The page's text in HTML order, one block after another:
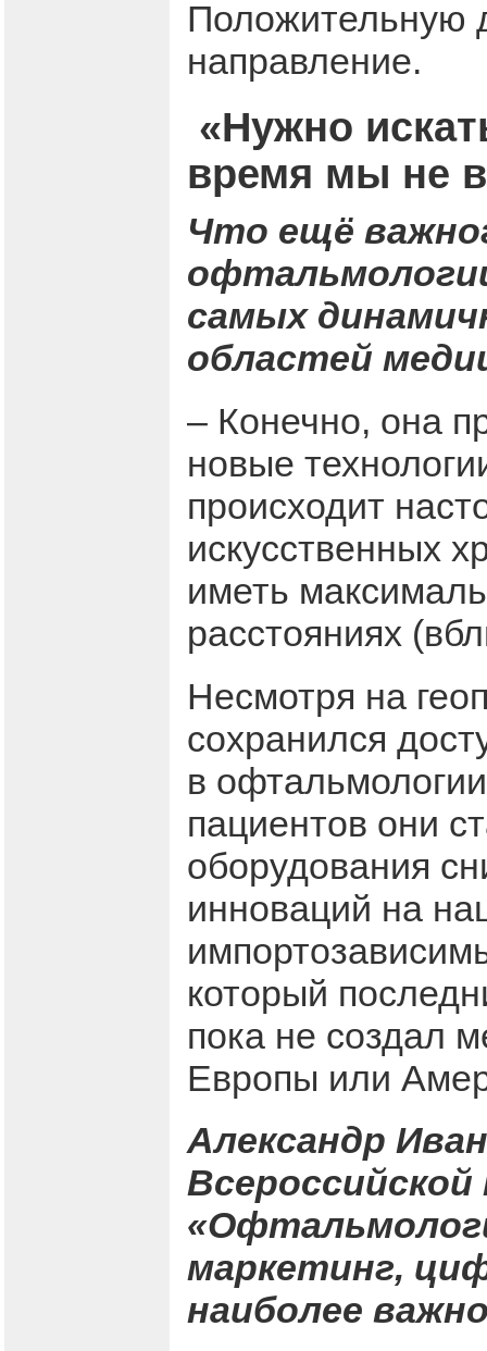
Положительную
направление.
«Нужно
время мы не
Что ещё
самых
областей
– Конечно, она
новые
происходит
искусственных
иметь
расстояниях
Несмотря на
сохранился
в
пациентов они
оборудования
инноваций на
который
пока не создал
Европы или
Александр
маркетинг,
наиболее